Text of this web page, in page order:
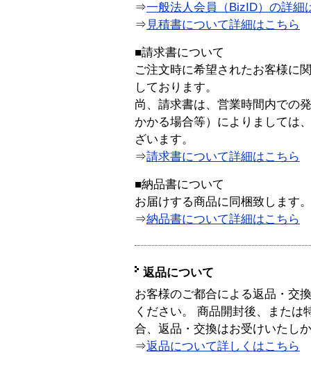
⇒一般法人会員（BizID）の詳細
⇒ 見積書について詳細はこちら
■請求書について
ご注文時に希望されたお客様に
しております。
尚、請求書は、営業時間内での
かかる場合等）によりましては
ざいます。
⇒請求書について詳細はこちら
■納品書について
お届けする商品に同梱致します。
⇒納品書について詳細はこちら
返品について
お客様のご都合による返品・交
ください。 商品開封後、または
合、返品・交換はお受けいたし
⇒返品について詳しくはこちら